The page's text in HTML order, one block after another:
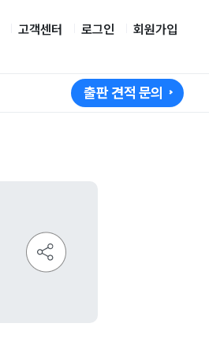
고객센터 로그인 회원가입
출판 견적 문의